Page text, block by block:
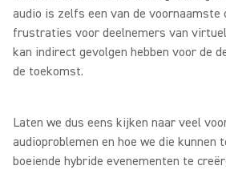
audio is zelfs een van de voornaamste
frustraties voor deelnemers van
kan indirect gevolgen hebben voor de
de toekomst.
Laten we dus eens kijken naar veel
audioproblemen en hoe we die kunnen
boeiende hybride evenementen te